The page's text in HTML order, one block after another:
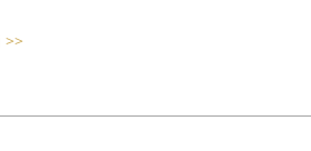
>>